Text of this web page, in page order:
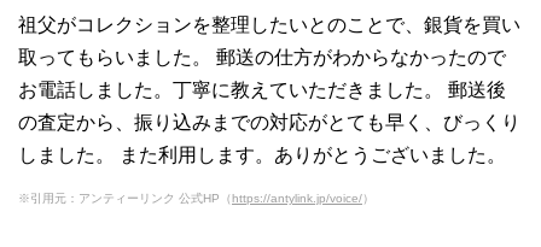
祖父がコレクションを整理したいとのことで、銀貨を買い
取ってもらいました。 郵送の仕方がわからなかったので
お電話しました。丁寧に教えていただきました。 郵送後
の査定から、振り込みまでの対応がとても早く、びっくり
しました。 また利用します。ありがとうございました。
※引用元：アンティーリンク 公式HP（https://antylink.jp/voice/）